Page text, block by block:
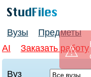
Вузы Предметы
AI
Заказать работу
Вуз